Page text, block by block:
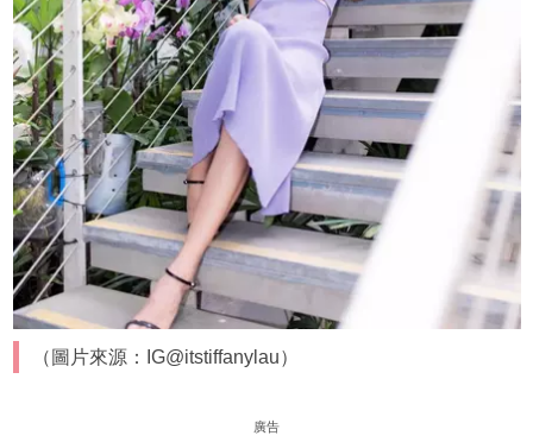
（圖片來源：IG@itstiffanylau）
廣告